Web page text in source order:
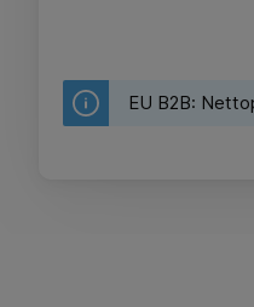
EU B2B: